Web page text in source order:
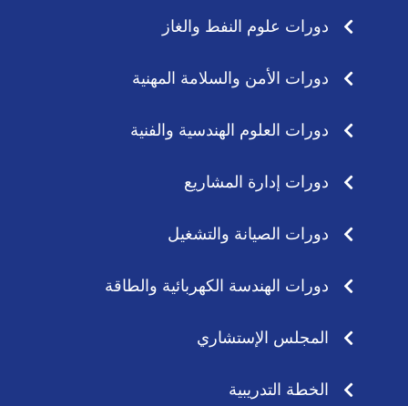
دورات علوم النفط والغاز
دورات الأمن والسلامة المهنية
دورات العلوم الهندسية والفنية
دورات إدارة المشاريع
دورات الصيانة والتشغيل
دورات الهندسة الكهربائية والطاقة
المجلس الإستشاري
الخطة التدريبية